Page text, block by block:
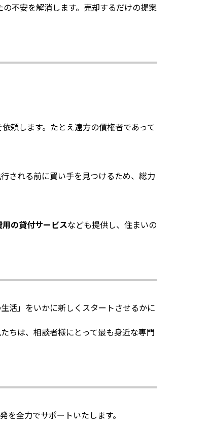
の不安を解消します。売却するだけの提案
頼します。たとえ遠方の債権者であって
される前に買い手を見つけるため、総力
の貸付サービスなども提供し、住まいの
活」をいかに新しくスタートさせるかに
ちは、相談者様にとって最も身近な専門
全力でサポートいたします。